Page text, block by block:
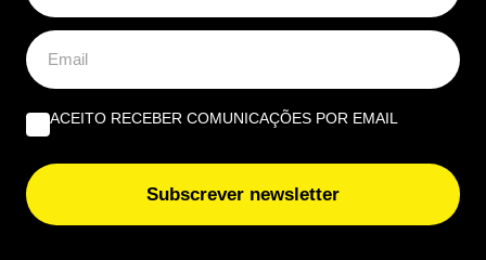
“O verdadeiro sabor da Guia”: nesta
churrasqueira algarvia da EN125 ainda
pode comer “excelente frango à Guia”
por 6,50€
Há uma paragem na Nacional 125 onde uma das
ACEITO RECEBER COMUNICAÇÕES POR EMAIL
Subscrever newsletter